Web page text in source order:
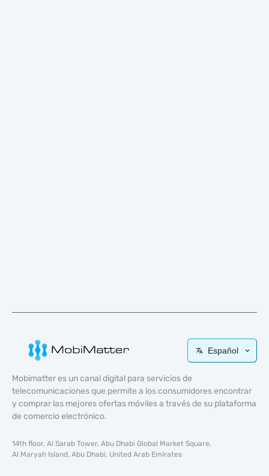
Español
Mobimatter es un canal digital para servicios de
telecomunicaciones que permite a los consumidores encontrar
y comprar las mejores ofertas móviles a través de su plataforma
de comercio electrónico.
14th floor, Al Sarab Tower, Abu Dhabi Global Market Square,
Al Maryah Island, Abu Dhabi, United Arab Emirates